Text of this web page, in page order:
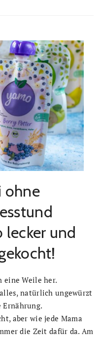
ohne
lecker und
eine Weile her.
natürlich ungewürzt
Ernährung.
aber wie jede Mama
die Zeit dafür da. Am